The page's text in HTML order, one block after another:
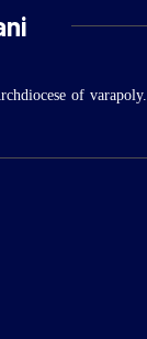
of varapoly.